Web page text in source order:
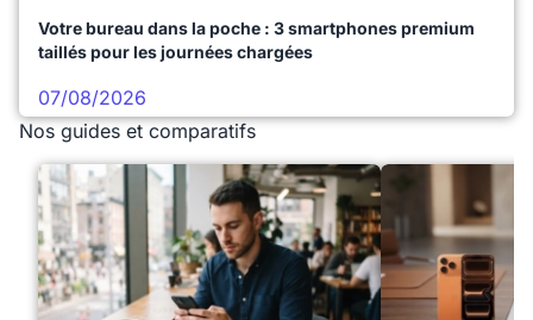
Votre bureau dans la poche : 3 smartphones premium
taillés pour les journées chargées
07/08/2026
Nos guides et comparatifs